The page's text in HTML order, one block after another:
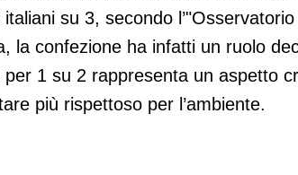
su 3, secondo
la confezione ha infatti un ruolo
1 su 2 rappresenta un aspetto
più rispettoso per l’ambiente.